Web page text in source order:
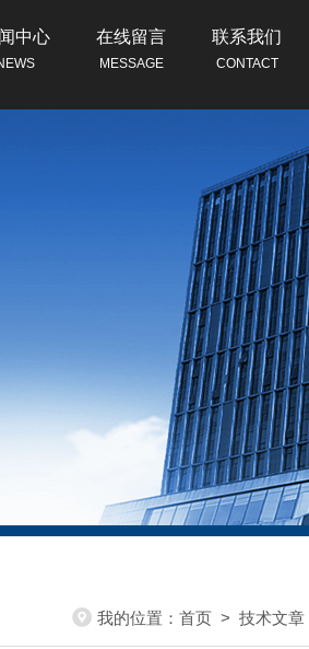
中心 在线留言
MESSAGE
联系我们
CONTACT
我的位置： 首页 > 技术文章